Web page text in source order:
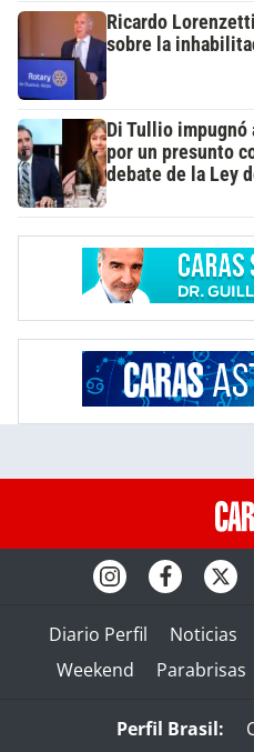
Ricardo
sobre la
Di Tullio impugnó
por un presunto
debate de la Ley
Diario Perfil Noticias
Weekend
Parabrisas
Perfil Brasil: